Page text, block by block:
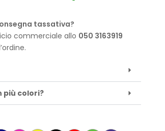
tassativa?
commerciale allo 050 3163919
più colori?